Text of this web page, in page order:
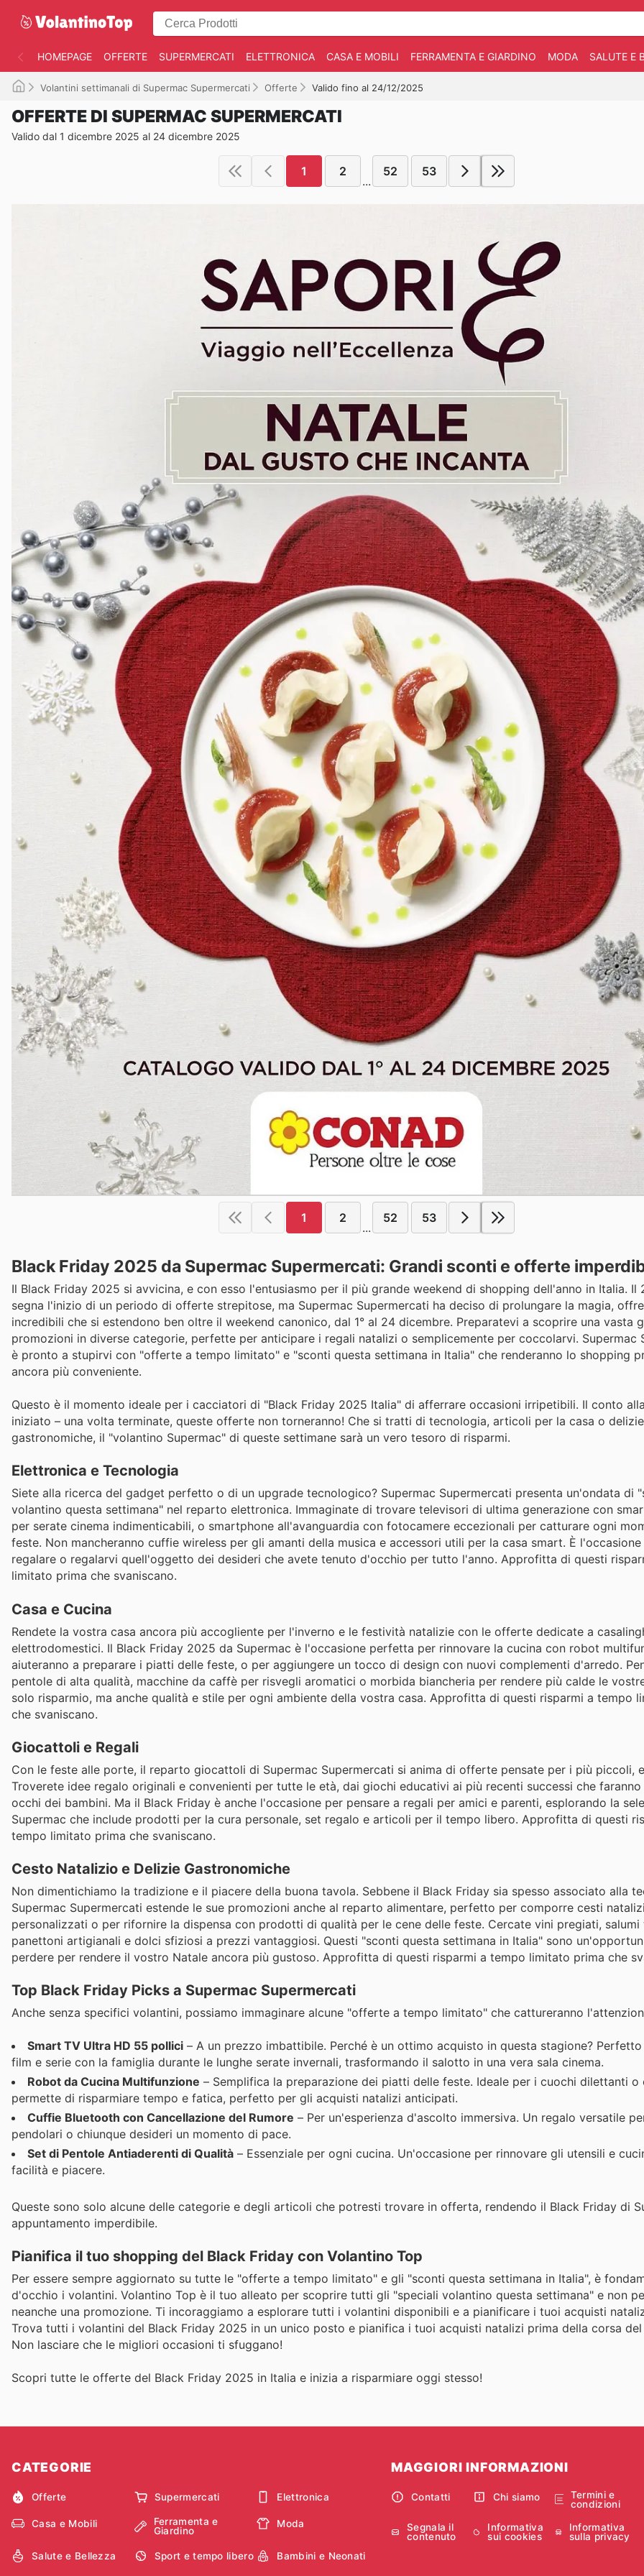
HOMEPAGE OFFERTE SUPERMERCATI ELETTRONICA CASA E MOBILI FERRAMENTA E GIARDINO MODA SALUTE E
Volantini settimanali di Supermac Supermercati Offerte Valido fino al 24/12/2025
OFFERTE DI SUPERMAC SUPERMERCATI
Valido dal 1 dicembre 2025 al 24 dicembre 2025
1 2
...
52 53
1 2
...
52 53
Black Friday 2025 da Supermac Supermercati: Grandi sconti e offerte
Il Black Friday 2025 si avvicina, e con esso l'entusiasmo per il più grande weekend di shopping dell'anno in Italia. Il
segna l'inizio di un periodo di offerte strepitose, ma Supermac Supermercati ha deciso di prolungare la magia,
incredibili che si estendono ben oltre il weekend canonico, dal 1° al 24 dicembre. Preparatevi a scoprire una vasta
promozioni in diverse categorie, perfette per anticipare i regali natalizi o semplicemente per coccolarvi. Supermac
è pronto a stupirvi con "offerte a tempo limitato" e "sconti questa settimana in Italia" che renderanno lo shopping
ancora più conveniente.
Questo è il momento ideale per i cacciatori di "Black Friday 2025 Italia" di afferrare occasioni irripetibili. Il conto
iniziato – una volta terminate, queste offerte non torneranno! Che si tratti di tecnologia, articoli per la casa o delizie
gastronomiche, il "volantino Supermac" di queste settimane sarà un vero tesoro di risparmi.
Elettronica e Tecnologia
Siete alla ricerca del gadget perfetto o di un upgrade tecnologico? Supermac Supermercati presenta un'ondata di
volantino questa settimana" nel reparto elettronica. Immaginate di trovare televisori di ultima generazione con
per serate cinema indimenticabili, o smartphone all'avanguardia con fotocamere eccezionali per catturare ogni
feste. Non mancheranno cuffie wireless per gli amanti della musica e accessori utili per la casa smart. È
regalare o regalarvi quell'oggetto dei desideri che avete tenuto d'occhio per tutto l'anno. Approfitta di questi
limitato prima che svaniscano.
Casa e Cucina
Rendete la vostra casa ancora più accogliente per l'inverno e le festività natalizie con le offerte dedicate a
elettrodomestici. Il Black Friday 2025 da Supermac è l'occasione perfetta per rinnovare la cucina con robot
aiuteranno a preparare i piatti delle feste, o per aggiungere un tocco di design con nuovi complementi d'arredo.
pentole di alta qualità, macchine da caffè per risvegli aromatici o morbida biancheria per rendere più calde le
solo risparmio, ma anche qualità e stile per ogni ambiente della vostra casa. Approfitta di questi risparmi a tempo
che svaniscano.
Giocattoli e Regali
Con le feste alle porte, il reparto giocattoli di Supermac Supermercati si anima di offerte pensate per i più piccoli,
Troverete idee regalo originali e convenienti per tutte le età, dai giochi educativi ai più recenti successi che
occhi dei bambini. Ma il Black Friday è anche l'occasione per pensare a regali per amici e parenti, esplorando la
Supermac che include prodotti per la cura personale, set regalo e articoli per il tempo libero. Approfitta di questi
tempo limitato prima che svaniscano.
Cesto Natalizio e Delizie Gastronomiche
Non dimentichiamo la tradizione e il piacere della buona tavola. Sebbene il Black Friday sia spesso associato alla
Supermac Supermercati estende le sue promozioni anche al reparto alimentare, perfetto per comporre cesti
personalizzati o per rifornire la dispensa con prodotti di qualità per le cene delle feste. Cercate vini pregiati, salumi
panettoni artigianali e dolci sfiziosi a prezzi vantaggiosi. Questi "sconti questa settimana in Italia" sono
perdere per rendere il vostro Natale ancora più gustoso. Approfitta di questi risparmi a tempo limitato prima che
Top Black Friday Picks a Supermac Supermercati
Anche senza specifici volantini, possiamo immaginare alcune "offerte a tempo limitato" che cattureranno
Smart TV Ultra HD 55 pollici – A un prezzo imbattibile. Perché è un ottimo acquisto in questa stagione?
film e serie con la famiglia durante le lunghe serate invernali, trasformando il salotto in una vera sala cinema.
Robot da Cucina Multifunzione – Semplifica la preparazione dei piatti delle feste. Ideale per i cuochi dilettanti o
permette di risparmiare tempo e fatica, perfetto per gli acquisti natalizi anticipati.
Cuffie Bluetooth con Cancellazione del Rumore – Per un'esperienza d'ascolto immersiva. Un regalo versatile
pendolari o chiunque desideri un momento di pace.
Set di Pentole Antiaderenti di Qualità – Essenziale per ogni cucina. Un'occasione per rinnovare gli utensili e
facilità e piacere.
Queste sono solo alcune delle categorie e degli articoli che potresti trovare in offerta, rendendo il Black Friday di
appuntamento imperdibile.
Pianifica il tuo shopping del Black Friday con Volantino Top
Per essere sempre aggiornato su tutte le "offerte a tempo limitato" e gli "sconti questa settimana in Italia", è
d'occhio i volantini. Volantino Top è il tuo alleato per scoprire tutti gli "speciali volantino questa settimana" e non
neanche una promozione. Ti incoraggiamo a esplorare tutti i volantini disponibili e a pianificare i tuoi acquisti
Trova tutti i volantini del Black Friday 2025 in un unico posto e pianifica i tuoi acquisti natalizi prima della corsa del
Non lasciare che le migliori occasioni ti sfuggano!
Scopri tutte le offerte del Black Friday 2025 in Italia e inizia a risparmiare oggi stesso!
CATEGORIE
Offerte Supermercati Elettronica
Casa e Mobili
Ferramenta e
Giardino
Moda
Salute e Bellezza Sport e tempo libero Bambini e Neonati
MAGGIORI INFORMAZIONI
Contatti Chi siamo
Termini e
condizioni
Segnala il
contenuto
Informativa
sui cookies
Informativa
sulla privacy